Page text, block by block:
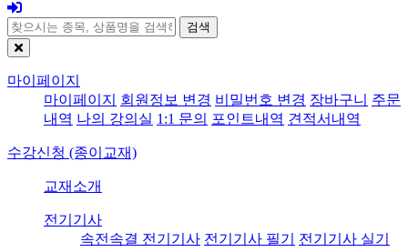
검색
마이페이지
마이페이지
회원정보 변경 비밀번호 변경 장바구니 주문
내역 나의 강의실 1:1 문의 포인트내역 견적서내역
수강신청 (종이교재)
교재소개
전기기사
속전속결 전기기사 전기기사 필기 전기기사 실기